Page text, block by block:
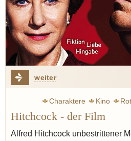
weiter
Charaktere Kino
Freud Sigmund
Hitchcock - der Film
Alfred Hitchcock unbestrittener